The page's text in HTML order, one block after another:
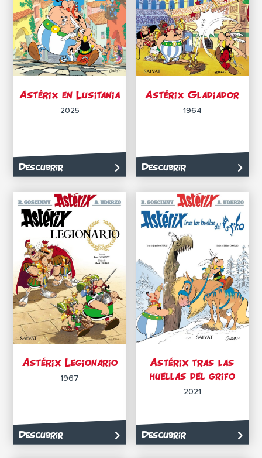
Astérix en Lusitania
2025
Descubrir
Astérix Gladiador
1964
Descubrir
Astérix Legionario
1967
Descubrir
Astérix tras las
huellas del grifo
2021
Descubrir